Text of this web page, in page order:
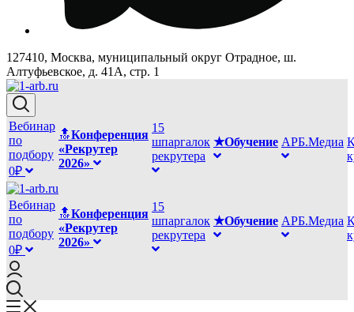
127410, Москва, муниципальный округ Отрадное, ш.
Алтуфьевское, д. 41А, стр. 1
Вебинар
по
подбору
0₽
🔝Конференция
«Рекрутер
2026»
15
шпаргалок
рекрутера
★Обучение АРБ.Медиа
Вебинар
по
подбору
0₽
🔝Конференция
«Рекрутер
2026»
15
шпаргалок
рекрутера
★Обучение АРБ.Медиа